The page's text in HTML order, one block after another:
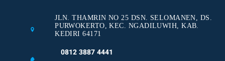
JLN. THAMRIN NO 25 DSN. SELOMANEN, DS.
PURWOKERTO, KEC. NGADILUWIH, KAB.
KEDIRI 64171
0812 3887 4441